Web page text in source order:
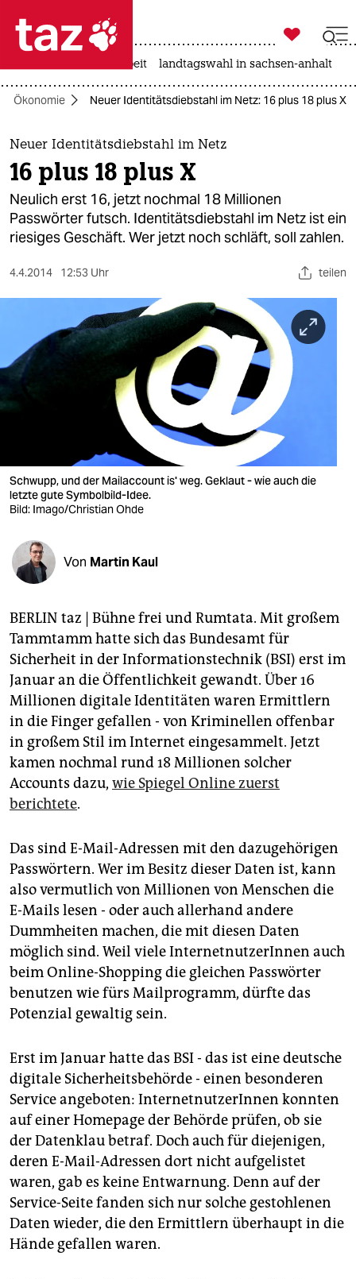
 taz zahl ich
taz zahl ich
themen
politik
öko
gesellschaft
berlin
nord
verlag
verlag
shop
fragen & hilfe
unterstützen
abo
genossenschaft
epaper login

taz zahl ich
arbeit landtagswahl in sachsen-anhalt
Ökonomie Neuer Identitätsdiebstahl im Netz: 16 plus 18 plus X
Neuer Identitätsdiebstahl im Netz
16 plus 18 plus X
Neulich erst 16, jetzt nochmal 18 Millionen
Passwörter futsch. Identitätsdiebstahl im Netz ist ein
riesiges Geschäft. Wer jetzt noch schläft, soll zahlen.
4.4.2014 12:53 Uhr teilen
Schwupp, und der Mailaccount is' weg. Geklaut - wie auch die
letzte gute Symbolbild-Idee.
Bild: Imago/Christian Ohde
Von Martin Kaul
BERLIN taz | Bühne frei und Rumtata. Mit großem
Tammtamm hatte sich das Bundesamt für
Sicherheit in der Informationstechnik (BSI) erst im
Januar an die Öffentlichkeit gewandt. Über 16
Millionen digitale Identitäten waren Ermittlern
in die Finger gefallen - von Kriminellen offenbar
in großem Stil im Internet eingesammelt. Jetzt
kamen nochmal rund 18 Millionen solcher
Accounts dazu, wie Spiegel Online zuerst
berichtete.
Das sind E-Mail-Adressen mit den dazugehörigen
Passwörtern. Wer im Besitz dieser Daten ist, kann
also vermutlich von Millionen von Menschen die
E-Mails lesen - oder auch allerhand andere
Dummheiten machen, die mit diesen Daten
möglich sind. Weil viele InternetnutzerInnen auch
beim Online-Shopping die gleichen Passwörter
benutzen wie fürs Mailprogramm, dürfte das
Potenzial gewaltig sein.
Erst im Januar hatte das BSI - das ist eine deutsche
digitale Sicherheitsbehörde - einen besonderen
Service angeboten: InternetnutzerInnen konnten
auf einer Homepage der Behörde prüfen, ob sie
der Datenklau betraf. Doch auch für diejenigen,
deren E-Mail-Adressen dort nicht aufgelistet
waren, gab es keine Entwarnung. Denn auf der
Service-Seite fanden sich nur solche gestohlenen
Daten wieder, die den Ermittlern überhaupt in die
Hände gefallen waren.